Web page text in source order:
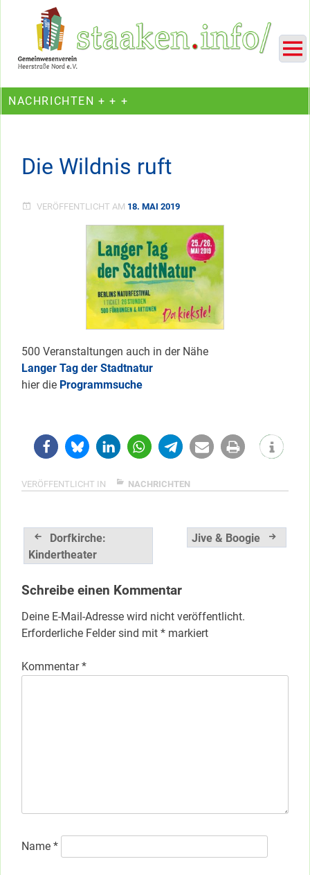
Ein Projekt des Gemeinwesenvereins Heerstraße Nord
NACHRICHTEN + + +
Die Wildnis ruft
VERÖFFENTLICHT AM 18. MAI 2019
500 Veranstaltungen auch in der Nähe
Langer Tag der Stadtnatur
hier die Programmsuche
VERÖFFENTLICHT IN NACHRICHTEN
Beitragsnavigation
Dorfkirche:
Kindertheater
Jive & Boogie
Schreibe einen Kommentar
Deine E-Mail-Adresse wird nicht veröffentlicht.
Erforderliche Felder sind mit * markiert
Kommentar*
Name *